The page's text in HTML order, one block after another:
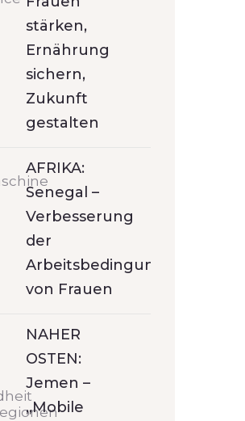
stärken,
Ernährung
sichern,
Zukunft
gestalten
AFRIKA:
Senegal –
Verbesserung
der
Arbeitsbedingungen
von Frauen
NAHER
OSTEN:
Jemen –
„Mobile